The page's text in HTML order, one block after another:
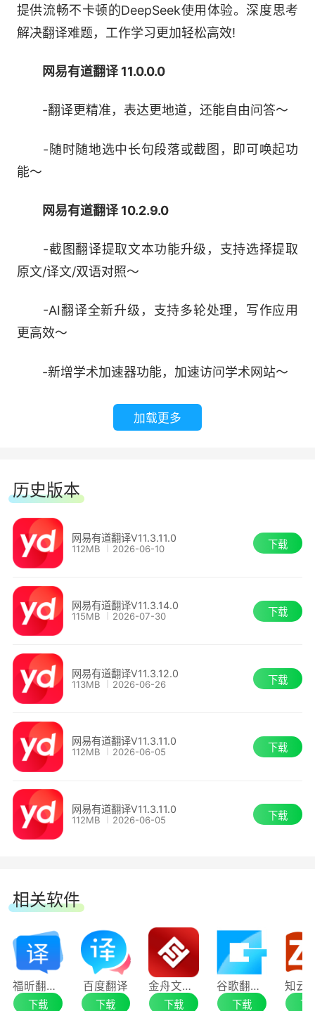
【AI写作】
-一键成文，AI快速生成邮件、通知模板内
-母语级润色、扩写、总结、去重等功能助力
内容质量提升;
-智能纠错，智能识别200种错误，覆盖语
法、词汇、拼写、格式等;
【AI一键创作PPT】
只需输入主题，即刻生成一份布局配色丰富的
PPT~
【有道词典】
-实时收录最新词汇;支持英汉、日汉、韩汉、
法汉、德汉、俄汉、葡汉、西汉互译;
3.网易有道翻译安装成功，点击【立即体验】
提供流畅不卡顿的DeepSeek使用体验。深度思考
解决翻译难题，工作学习更加轻松高效!
网易有道翻译 11.0.0.0
-翻译更精准，表达更地道，还能自由问答～
-随时随地选中长句段落或截图，即可唤起功
能～
网易有道翻译 10.2.9.0
-截图翻译提取文本功能升级，支持选择提取
原文/译文/双语对照～
-AI翻译全新升级，支持多轮处理，写作应用
更高效～
-新增学术加速器功能，加速访问学术网站～
网易有道翻译 10.2.8.0
更高效～
-新增学术加速器功能，加速访问学术网站～
网易有道翻译 10.2.6.0
-全新首页，体验升级
-AIBox体验升级
·支持自定义生成文本风格语气;
·划句后可快速润色，设置页面支持关闭开关;
网易有道翻译 10.2.4.0
-全新首页，体验升级
·划句后可快速润色，支持开关灵活设置;
网易有道翻译 10.2.2.0
加载更多
历史版本
网易有道翻译V11.3.11.0
112MB 2026-06-10 下载
网易有道翻译V11.3.14.0
115MB 2026-07-30 下载
网易有道翻译V11.3.12.0
113MB 2026-06-26 下载
网易有道翻译V11.3.11.0
112MB 2026-06-05 下载
网易有道翻译V11.3.11.0
112MB 2026-06-05 下载
相关软件
福昕翻译大师
下载
百度翻译
下载
金舟文档翻译软件
下载
谷歌翻译器
下载 下